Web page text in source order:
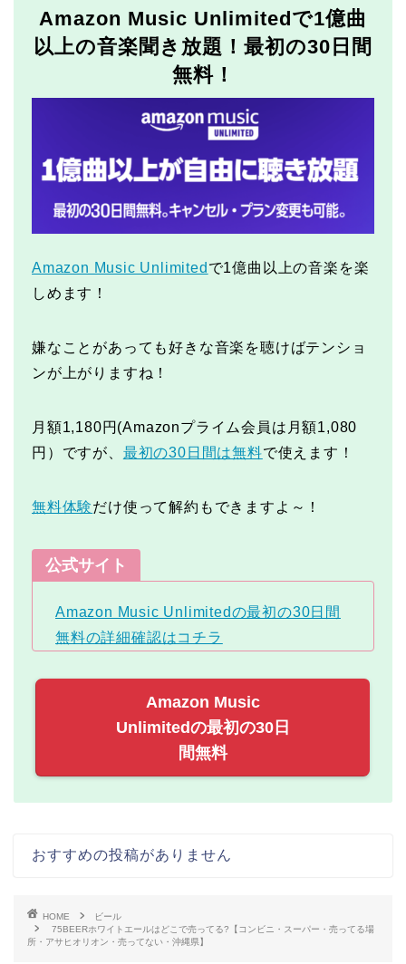
Amazon Music Unlimitedで1億曲
以上の音楽聞き放題！最初の30日間
無料！
Amazon Music Unlimited で1億曲以上の音楽を楽
しめます！
嫌なことがあっても好きな音楽を聴けばテンショ
ンが上がりますね！
月額1,180円(Amazonプライム会員は月額1,080
円）ですが、 最初の30日間は無料で使えます！
無料体験だけ使って解約もできますよ～！
公式サイト
Amazon Music Unlimitedの最初の30日間
無料の詳細確認はコチラ
Amazon Music
Unlimitedの最初の30日
間無料
おすすめの投稿がありません
HOME
ビール
75BEERホワイトエールはどこで売ってる?【コンビニ・スーパー・売ってる場
所・アサヒオリオン・売ってない・沖縄県】